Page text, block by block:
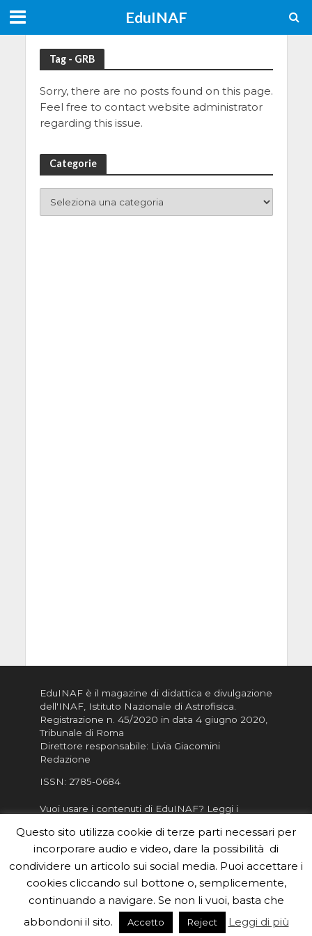
EduINAF
Tag - GRB
Sorry, there are no posts found on this page.
Feel free to contact website administrator
regarding this issue.
Categorie
EduINAF è il magazine di didattica e divulgazione
dell'INAF, Istituto Nazionale di Astrofisica
Registrazione n. 45/2020 in data 4 giugno 2020,
Tribunale di Roma
Direttore responsabile: Livia Giacomini
Redazione
ISSN: 2785-0684
Vuoi usare i contenuti di EduINAF? Leggi i
Informativa sulla Privacy
Informatva sui Cookie
Per la rubrica de l'Astronomo risponde, per
inviarci le tue foto o i tuoi contributi, scrivici a
redazione.edu [chiocciola] inaf.it oppure
il form
Questo sito utilizza cookie di terze parti necessari per
incorporare audio e video, dare la possibilità di
condividere un articolo sui social media. Puoi accettare i
cookies cliccando sul bottone o, semplicemente,
continuando a navigare. Se non li vuoi, basta che
abbondoni il sito.
Accetto Reject Leggi di più